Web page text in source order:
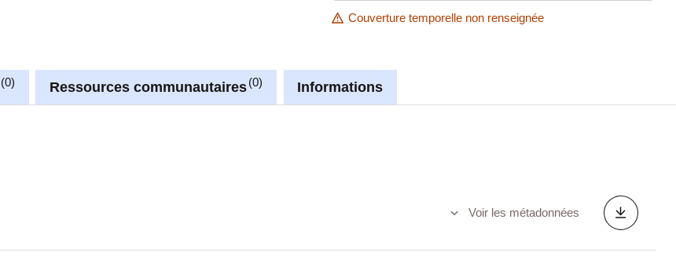
Couverture temporelle non renseignée
0 Ressources communautaires 0 Informations
Voir les métadonnées